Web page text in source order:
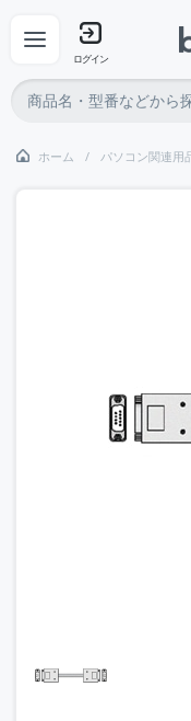
ログイン
ホーム パソコン関連用